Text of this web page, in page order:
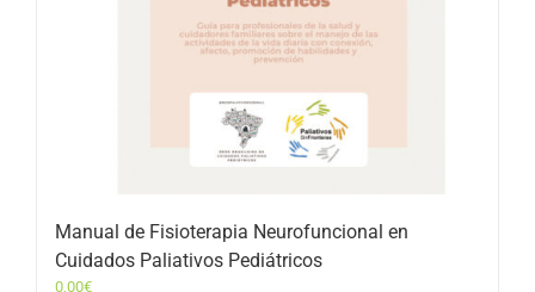
Manual de Fisioterapia Neurofuncional en
Cuidados Paliativos Pediátricos
0,00€